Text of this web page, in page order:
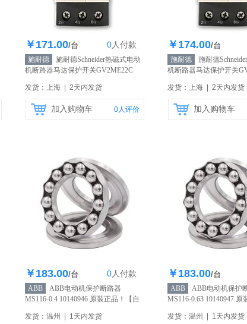
库存1000个
￥171.00/台 0人付款
施耐德
施耐德Schneider热磁式电动
机断路器马达保护开关GV2ME22C
发货：上海 | 2天内发货
加入购物车 0人评价
库存1000个
￥174.00/台
施耐德
施耐德
机断路器马达保护开关
发货：上海 | 2天内发货
加入购物车
库存100个
￥183.00/台 0人付款
ABB
ABB电动机保护断路器
MS116-0.4 10140946 原装正品！
【自
发货：温州 | 1天内发货
库存100个
￥183.00/台
ABB
ABB电动机保护
MS116-0.63 10140947 原
发货：温州 | 1天内发货